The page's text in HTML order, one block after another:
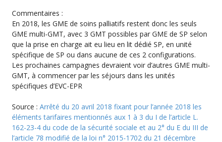
Commentaires :
En 2018, les GME de soins palliatifs restent donc les seuls
GME multi-GMT, avec 3 GMT possibles par GME de SP selon
que la prise en charge ait eu lieu en lit dédié SP, en unité
spécifique de SP ou dans aucune de ces 2 configurations.
Les prochaines campagnes devraient voir d’autres GME multi-
GMT, à commencer par les séjours dans les unités
spécifiques d’EVC-EPR
Source : Arrêté du 20 avril 2018 fixant pour l’année 2018 les
éléments tarifaires mentionnés aux 1 à 3 du I de l’article L.
162-23-4 du code de la sécurité sociale et au 2° du E du III de
l’article 78 modifié de la loi n° 2015-1702 du 21 décembre